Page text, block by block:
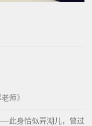
师》
此身恰似弄潮儿，曾过